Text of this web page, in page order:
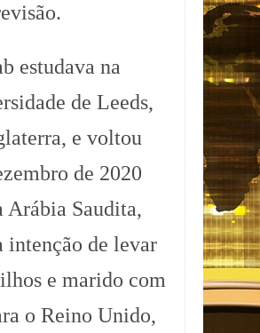
estudava na
de Leeds,
e voltou
de 2020
Arábia Saudita,
intenção de levar
e marido com
o Reino Unido,